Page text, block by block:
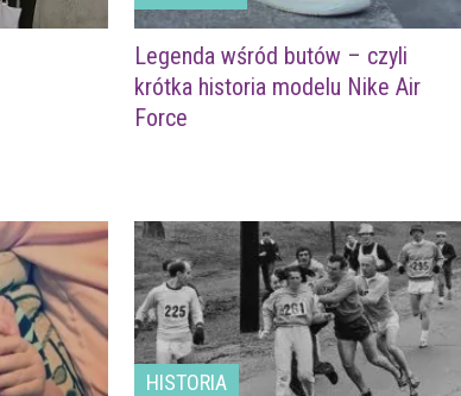
Legenda wśród butów – czyli
krótka historia modelu Nike Air
Force
HISTORIA